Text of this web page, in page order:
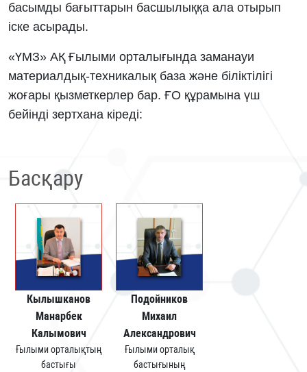
басымды бағыттарын басшылыққа ала отырып
іске асырады.
«ҮМЗ» АҚ Ғылыми орталығында заманауи
материалдық-техникалық база және біліктілігі
жоғары қызметкерлер бар. ҒО құрамына үш
бейінді зертхана кіреді:
Басқару
Кылышканов
Манарбек
Калымович
Ғылыми орталықтың
бастығы
Подойников
Михаил
Александрович
Ғылыми орталық
бастығының